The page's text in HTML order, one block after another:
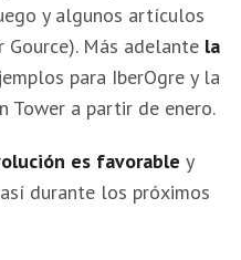
y algunos artículos
Más adelante la
para IberOgre y la
Tower a partir de enero.
es favorable y
durante los próximos